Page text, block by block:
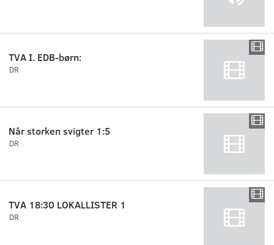
TVA I. EDB-børn:
DR
Når storken svigter 1:5
DR
TVA 18:30 LOKALLISTER 1
DR